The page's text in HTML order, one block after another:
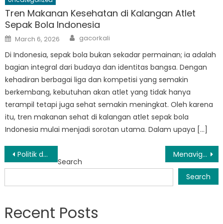
Tren Makanan Kesehatan di Kalangan Atlet
Sepak Bola Indonesia
Posted
on
March 6, 2026 Author
gacorkali
Di Indonesia, sepak bola bukan sekadar permainan; ia adalah
bagian integral dari budaya dan identitas bangsa. Dengan
kehadiran berbagai liga dan kompetisi yang semakin
berkembang, kebutuhan akan atlet yang tidak hanya
terampil tetapi juga sehat semakin meningkat. Oleh karena
itu, tren makanan sehat di kalangan atlet sepak bola
Indonesia mulai menjadi sorotan utama. Dalam upaya […]
Post
navigation
Politik dan Olahraga: Kesehatan Masyarakat melalui Makanan Tradisional Indonesia Menavigasi Sistem Pendidikan di Abdya: Bagaimana Regulasi Membentuk Pembelajaran
Search
Search
Recent Posts